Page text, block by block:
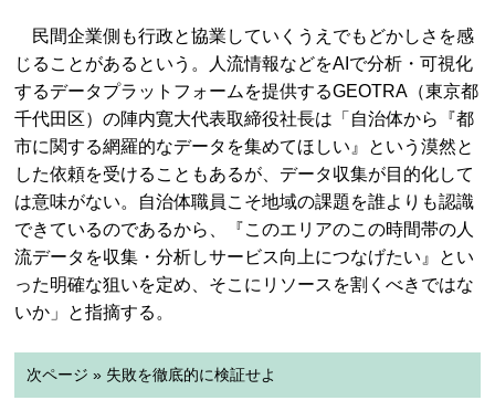
民間企業側も行政と協業していくうえでもどかしさを感
じることがあるという。人流情報などをAIで分析・可視化
するデータプラットフォームを提供するGEOTRA（東京都
千代田区）の陣内寛大代表取締役社長は「自治体から『都
市に関する網羅的なデータを集めてほしい』という漠然と
した依頼を受けることもあるが、データ収集が目的化して
は意味がない。自治体職員こそ地域の課題を誰よりも認識
できているのであるから、『このエリアのこの時間帯の人
流データを収集・分析しサービス向上につなげたい』とい
った明確な狙いを定め、そこにリソースを割くべきではな
いか」と指摘する。
次ページ » 失敗を徹底的に検証せよ